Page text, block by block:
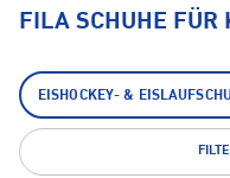
FILA SCHUHE FÜR
EISHOCKEY- &